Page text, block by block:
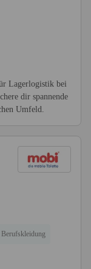
Lagerlogistik bei
dir spannende
Umfeld.
Berufskleidung